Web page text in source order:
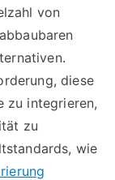
von
diese
zu integrieren,
zu
wie